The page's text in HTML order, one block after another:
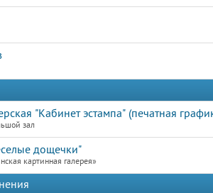
"Кабинет эстампа" (печатная
зал
дощечки"
картинная галерея»